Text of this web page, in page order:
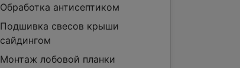
Обработка антисептиком
Подшивка свесов крыши
сайдингом
Монтаж лобовой планки